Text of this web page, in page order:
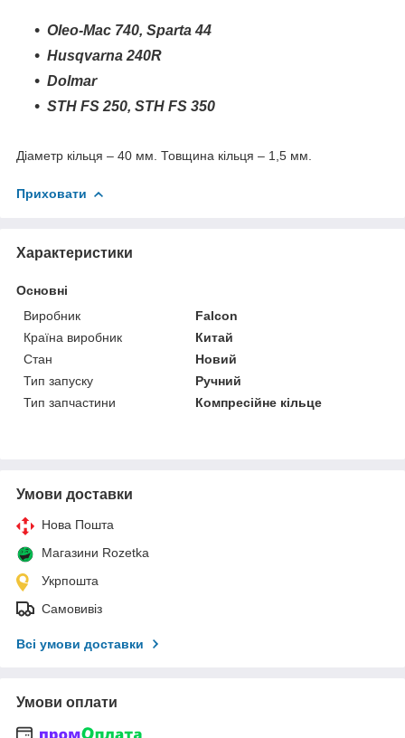
Oleo-Mac 740, Sparta 44
Husqvarna 240R
Dolmar
STH FS 250, STH FS 350
Діаметр кільця – 40 мм. Товщина кільця – 1,5 мм.
Приховати
Характеристики
Основні
Виробник
Falcon
Країна виробник
Китай
Стан
Новий
Тип запуску
Ручний
Тип запчастини
Компресійне кільце
Умови доставки
Нова Пошта
Магазини Rozetka
Укрпошта
Самовивіз
Всі умови доставки
Умови оплати